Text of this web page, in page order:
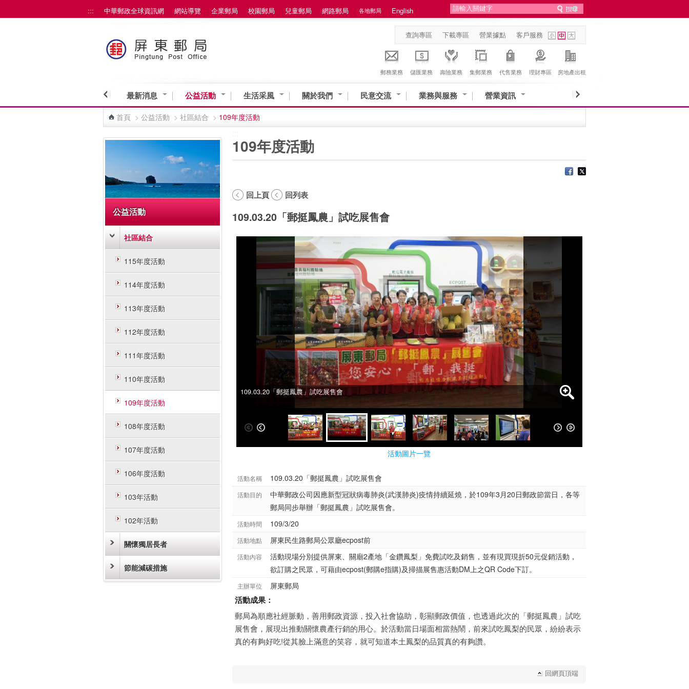
::: 中華郵政全球資訊網 網站導覽 企業郵局 校園郵局 兒童郵局 網路郵局 各地郵局 English
查詢專區 下載專區 營業據點 客戶服務
郵務業務 儲匯業務 壽險業務 集郵業務 代售業務 理財專區 房地產出租
最新消息 公益活動 生活采風 關於我們 民意交流 業務與服務 營業資訊
首頁 > 公益活動 > 社區結合 > 109年度活動
公益活動
社區結合
115年度活動
114年度活動
113年度活動
112年度活動
111年度活動
110年度活動
109年度活動
108年度活動
107年度活動
106年度活動
103年活動
102年活動
關懷獨居長者
節能減碳措施
109年度活動
回上頁 回列表
109.03.20「郵挺鳳農」試吃展售會
109.03.20「郵挺鳳農」試吃展售會
109.03.20「郵挺鳳農」試吃展售會
活動圖片一覽
活動名稱 109.03.20「郵挺鳳農」試吃展售會
活動目的
中華郵政公司因應新型冠狀病毒肺炎(武漢肺炎)疫情持續延燒，於109年3月20日郵政節當日，各等
郵局同步舉辦「郵挺鳳農」試吃展售會。
活動時間 109/3/20
活動地點 屏東民生路郵局公眾廳ecpost前
活動內容
活動現場分別提供屏東、關廟2產地「金鑽鳳梨」免費試吃及銷售，並有現買現折50元促銷活動，
欲訂購之民眾，可藉由ecpost(郵購e指購)及掃描展售惠活動DM上之QR Code下訂。
主辦單位 屏東郵局
活動成果：
郵局為順應社經脈動，善用郵政資源，投入社會協助，彰顯郵政價值，也透過此次的「郵挺鳳農」試吃
展售會，展現出推動關懷農產行銷的用心。於活動當日場面相當熱鬧，前來試吃鳳梨的民眾，紛紛表示
真的有夠好吃!從其臉上滿意的笑容，就可知道本土鳳梨的品質真的有夠讚。
回網頁頂端